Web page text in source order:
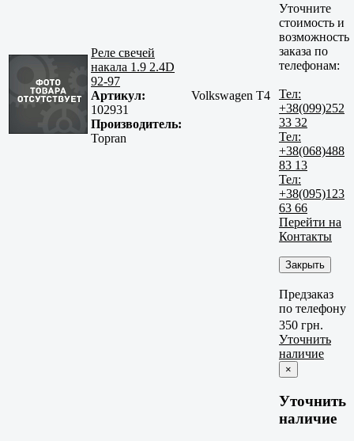
Реле свечей
накала 1.9 2.4D
92-97
Артикул:
102931
Производитель:
Topran
Volkswagen T4
Уточните
стоимость и
возможность
заказа по
телефонам:
Тел:
+38(099)252
33 32
Тел:
+38(068)488
83 13
Тел:
+38(095)123
63 66
Перейти на
Контакты
Закрыть
Предзаказ
по телефону
350 грн.
Уточнить
наличие
×
Уточнить
наличие